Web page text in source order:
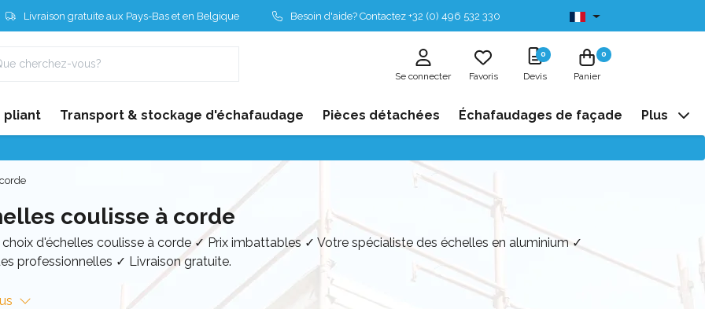
Livraison gratuite aux Pays-Bas et en Belgique Besoin d'aide? Contactez +32 (0) 496 532 330 Disponibles de stock
Se connecter Favoris
0
Devis
0
Panier
pliant Transport & stockage d'échafaudage Pièces détachées Échafaudages de façade Plus
coulisse à corde
choix d'échelles coulisse à corde ✓ Prix imbattables ✓ Votre spécialiste des échelles en aluminium ✓
professionnelles ✓ Livraison gratuite.